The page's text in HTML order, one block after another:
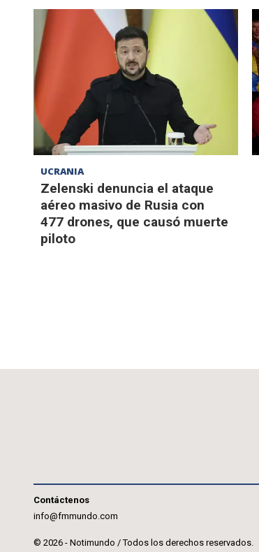
UCRANIA
Zelenski denuncia el ataque
aéreo masivo de Rusia con
477 drones, que causó muerte
piloto
Contáctenos
info@fmmundo.com
© 2026 - Notimundo / Todos los derechos reservados.